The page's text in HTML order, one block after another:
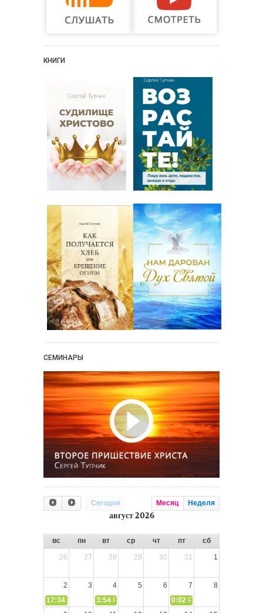
КНИГИ
СЕМИНАРЫ
Сегодня Месяц Неделя
август 2026
вс пн вт ср чт пт
сб
26
27 28 29 30 31 1
2 3 4 5 6 7
8
17:34
СЛОВО из СЛОВА – «Ищите Господа, призывайте Его»
3:54 РАЗМЫШЛЕНИЕ: Дух Святой не угашайте!
0:02 РАЗМЫШЛЕНИЯ: Дух